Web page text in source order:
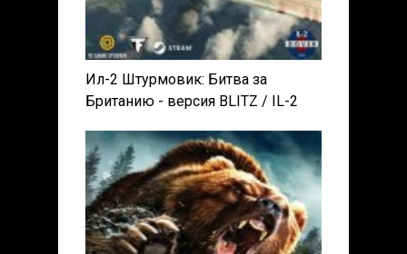
Ил-2 Штурмовик: Битва за
Британию - версия BLITZ / IL-2
Edition (2017) PC | RePack от xatab